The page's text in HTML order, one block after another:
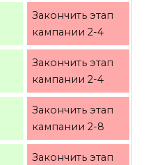
Закончить этап
кампании 2-4
Закончить этап
кампании 2-4
Закончить этап
кампании 2-8
Закончить этап